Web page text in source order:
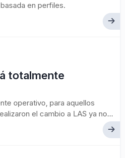
en perfiles.
totalmente
operativo, para aquellos
el cambio a LAS ya no...